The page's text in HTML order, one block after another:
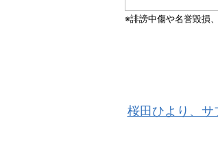
桜田ひより、サ